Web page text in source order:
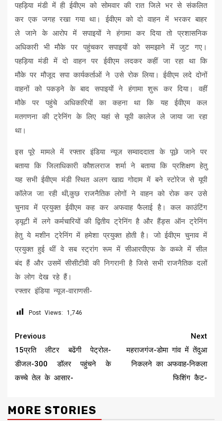
पहड़िया मंडी में ही ईवीएम को सोमवार की रात जिले भर से संकलित
कर एक जगह रखा गया था। ईवीएम को दो वाहन में भरकर बाहर
ले जाने के आरोप में सपाइयों ने हंगामा कर दिया तो प्रशासनिक
अधिकारी भी मौके पर पहुंचकर सपाइयों को समझाने में जुट गए।
पहड़‍िया मंडी में दो वाहन पर ईवीएम लदकर कहीं जा रहा था कि
मौके पर मौजूद सपा कार्यकर्ताओं ने उसे रोक लिया। ईवीएम लदे दोनों
वाहनों को पकड़ने के बाद सपाइयों ने हंगामा शुरू कर दिया। वहीं
मौके पर पहुंचे अधिकारियों का कहना था कि यह ईवीएम कल
मतगणना की ट्रेनिंग के लिए यहां से यूपी कालेज ले जाया जा रहा
था।
इस पूरे मामले में रफ्तार इंडिया न्यूज सम्वाददाता के पूछे जाने पर
बताया कि जिलाधिकारी कौशलराज शर्मा ने बताया कि प्रशिक्षण हेतु
यह सभी ईवीएम मंडी स्थित अलग खाद्य गोदाम में बने स्टोरेज से यूपी
कॉलेज जा रही थी,कुछ राजनैतिक लोगों ने वाहन को रोक कर उसे
चुनाव में प्रयुक्त ईवीएम कह कर अफवाह फैलाई है। कल काउंटिंग
ड्यूटी में लगे कर्मचारियों की द्वितीय ट्रेनिंग है और हैंड्स ऑन ट्रेनिंग
हेतु ये मशीन ट्रेनिंग में हमेशा प्रयुक्त होती है। जो ईवीएम चुनाव में
प्रयुक्त हुई थीं वे सब स्ट्रांग रूम में सीआरपीएफ के कब्जे में सील
बंद हैं और उसमें सीसीटीवी की निगरानी है जिसे सभी राजनैतिक दलों
के लोग देख रहे हैं।
रफ्तार इंडिया न्यूज-वाराणसी-
Post Views: 1,746
Continue
Reading
Previous
15₹प्रति लीटर बढेंगी पेट्रोल-
डीजल-300 डॉलर पहुंचने के
कच्चे तेल के आसार-
Next
महराजगंज-डोमा गांव में तेंदुआ
निकलने का अफवाह-निकला
फिशिंग कैट-
MORE STORIES